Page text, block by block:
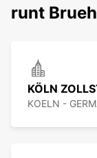
runt
KÖLN
KOELN -